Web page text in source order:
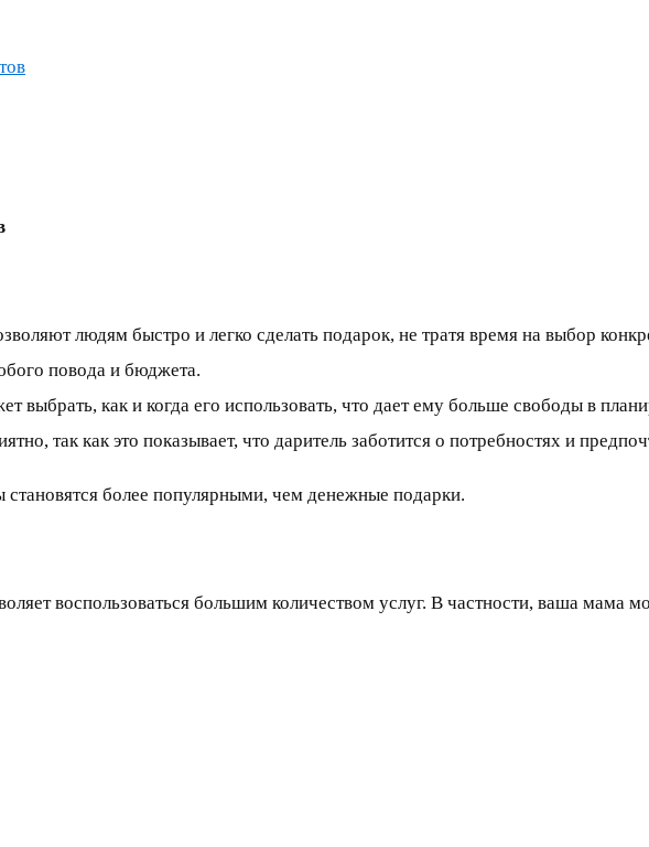
людям быстро и легко сделать подарок, не тратя время на выбор
повода и бюджета.
выбрать, как и когда его использовать, что дает ему больше свободы в
так как это показывает, что даритель заботится о потребностях и
более популярными, чем денежные подарки.
воспользоваться большим количеством услуг. В частности, ваша мама